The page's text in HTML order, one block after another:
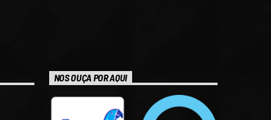
NOS OUÇA POR AQUI